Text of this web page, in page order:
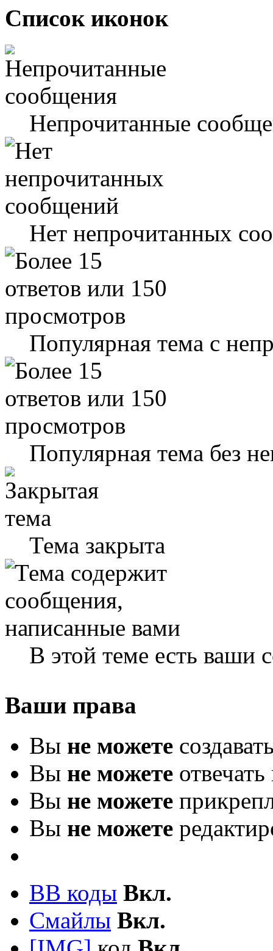
Список иконок
Непрочитанные
Нет непрочитанных
Популярная тема с
Популярная тема без
Тема закрыта
В этой теме есть ваши
Ваши права
Вы не можете
Вы не можете
Вы не можете
Вы не можете
BB коды Вкл.
Смайлы Вкл.